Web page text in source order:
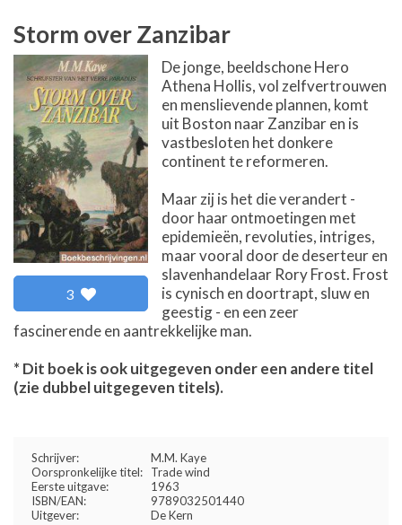
Storm over Zanzibar
3
De jonge, beeldschone Hero
Athena Hollis, vol zelfvertrouwen
en menslievende plannen, komt
uit Boston naar Zanzibar en is
vastbesloten het donkere
continent te reformeren.
Maar zij is het die verandert -
door haar ontmoetingen met
epidemieën, revoluties, intriges,
maar vooral door de deserteur en
slavenhandelaar Rory Frost. Frost
is cynisch en doortrapt, sluw en
geestig - en een zeer
fascinerende en aantrekkelijke man.
* Dit boek is ook uitgegeven onder een andere titel
(zie dubbel uitgegeven titels).
Schrijver:
M.M. Kaye
Oorspronkelijke titel:
Trade wind
Eerste uitgave:
1963
ISBN/EAN:
9789032501440
Uitgever:
De Kern